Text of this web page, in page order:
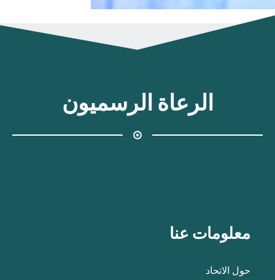
الرعاة الرسميون
معلومات عنا
حول الاتحاد